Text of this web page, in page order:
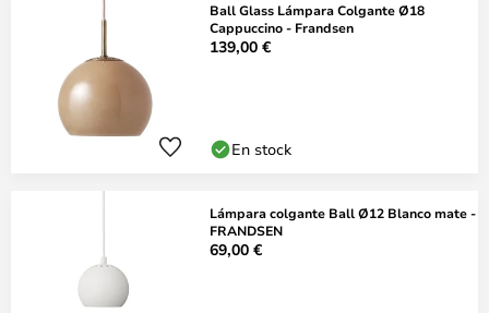
Ball Glass Lámpara Colgante Ø18
Cappuccino - Frandsen
139,00 €
En stock
Lámpara colgante Ball Ø12 Blanco mate -
FRANDSEN
69,00 €